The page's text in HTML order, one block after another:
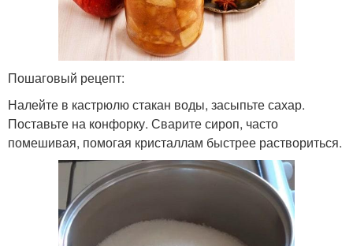
Пошаговый рецепт:
Налейте в кастрюлю стакан воды, засыпьте сахар.
Поставьте на конфорку. Сварите сироп, часто
помешивая, помогая кристаллам быстрее раствориться.